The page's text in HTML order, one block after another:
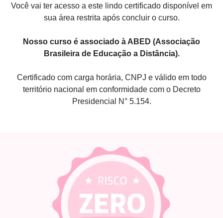
Você vai ter acesso a este lindo certificado disponível em
sua área restrita após concluir o curso.
Nosso curso é associado à ABED (Associação
Brasileira de Educação a Distância).
Certificado com carga horária, CNPJ e válido em todo
território nacional em conformidade com o Decreto
Presidencial N° 5.154.